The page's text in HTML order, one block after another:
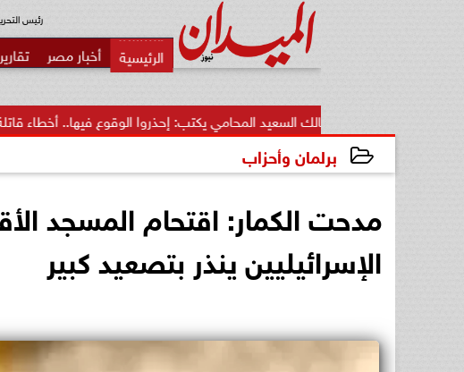
رئيس
أخبار مصر
مالك السعيد المحامي يكتب: إحذروا الوقوع فيها.. أخطاء قاتلة تضيع...
برلمان وأحزاب
مدحت الكمار: اقتحام المسجد
الإسرائيليين ينذر بتصعيد كبير